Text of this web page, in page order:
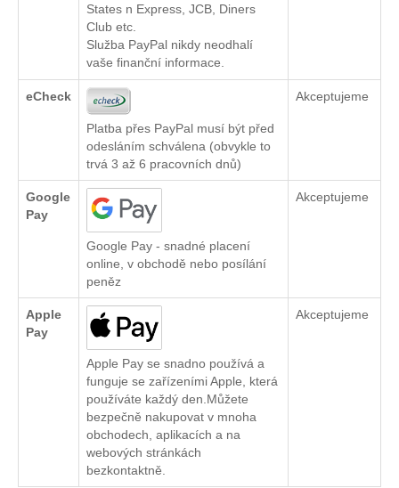
States n Express, JCB, Diners
Club etc.
Služba PayPal nikdy neodhalí
vaše finanční informace.
eCheck
Platba přes PayPal musí být před
odesláním schválena (obvykle to
trvá 3 až 6 pracovních dnů)
Akceptujeme
Google
Pay
Google Pay - snadné placení
online, v obchodě nebo posílání
peněz
Akceptujeme
Apple
Pay
Apple Pay se snadno používá a
funguje se zařízeními Apple, která
používáte každý den.Můžete
bezpečně nakupovat v mnoha
obchodech, aplikacích a na
webových stránkách
bezkontaktně.
Akceptujeme